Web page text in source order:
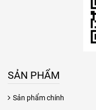
SẢN PHẨM
Sản phẩm chính